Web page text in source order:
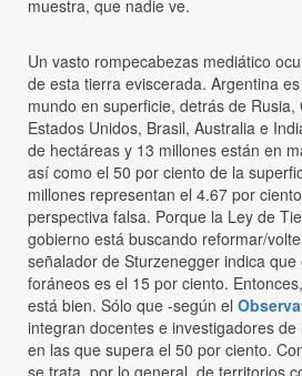
muestra, que nadie ve.
Un vasto rompecabezas mediático
de esta tierra eviscerada. Argentina
mundo en superficie, detrás de Rusia,
Estados Unidos, Brasil, Australia e
de hectáreas y 13 millones están en
así como el 50 por ciento de la
millones representan el 4.67 por
perspectiva falsa. Porque la Ley de
gobierno está buscando reformar/
señalador de Sturzenegger indica
foráneos es el 15 por ciento.
está bien. Sólo que -según el
integran docentes e investigadores
en las que supera el 50 por ciento.
se trata, por lo general, de territorios